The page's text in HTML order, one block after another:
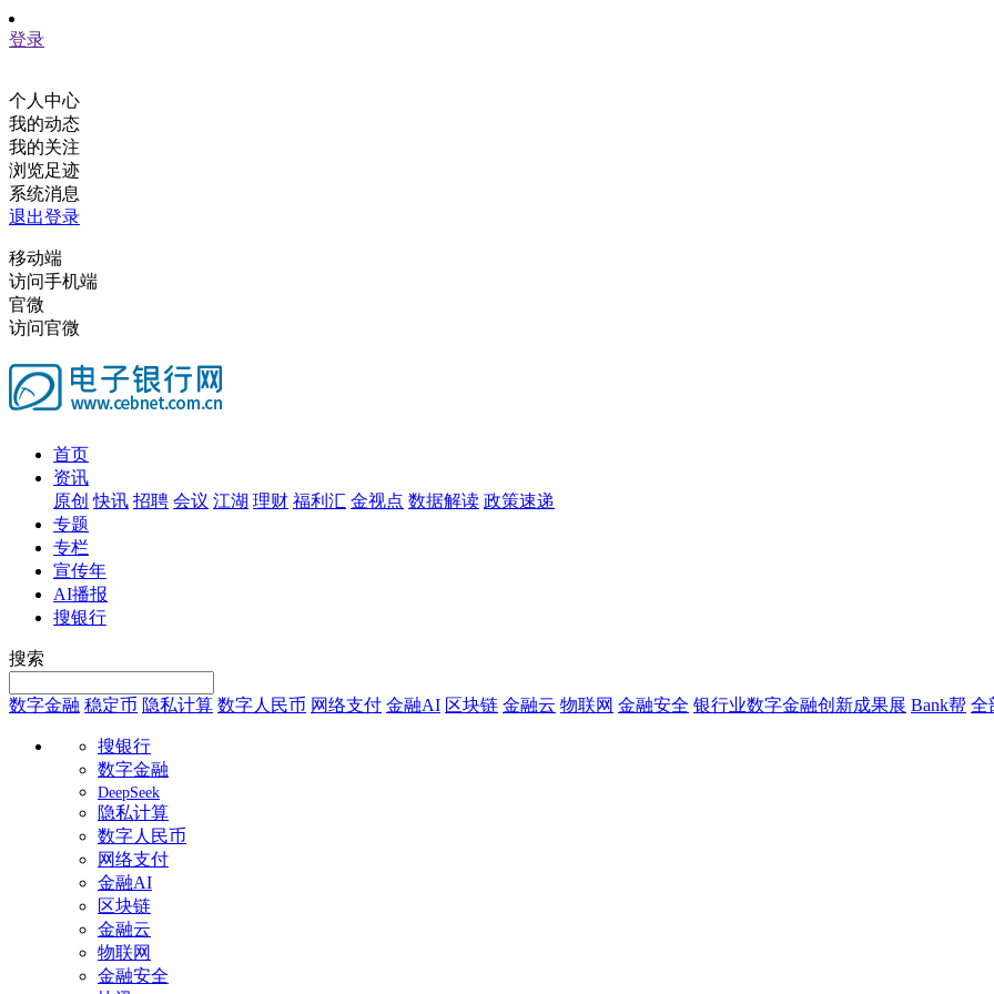
登录
个人中心
我的动态
我的关注
浏览足迹
系统消息
退出登录
移动端
访问手机端
官微
访问官微
首页
资讯
原创 快讯 招聘 会议 江湖 理财 福利汇 金视点 数据解读 政策速递
专题
专栏
宣传年
AI播报
搜银行
搜索
数字金融 稳定币 隐私计算 数字人民币 网络支付 金融AI 区块链 金融云 物联网 金融安全 银行业数字金融创新成果展 Bank帮 全
搜银行
数字金融
DeepSeek
隐私计算
数字人民币
网络支付
金融AI
区块链
金融云
物联网
金融安全